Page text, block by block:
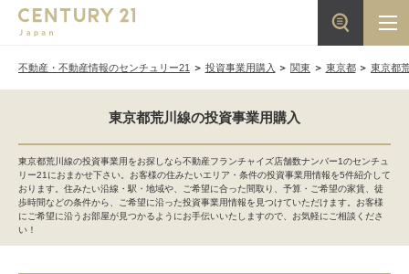
不動産・不動産情報のセンチュリー21 投資事業用購入 関東 東京都 東京都
東京都荒川線の投資事業用購入
東京都荒川線の投資事業用をお探しなら不動産フランチャイズ店舗数ナンバー1のセンチュ
リー21におまかせ下さい。お客様の住みたいエリア・条件の投資事業用情報を5件紹介して
おります。住みたい沿線・駅・地域や、ご希望に合った間取り、予算・ご希望の家賃、徒
歩時間などの条件から、ご希望に沿った投資事業用情報を見つけていただけます。お客様
にご希望に沿うお部屋が見つかるようにお手伝いいたしますので、お気軽にご相談くださ
い！